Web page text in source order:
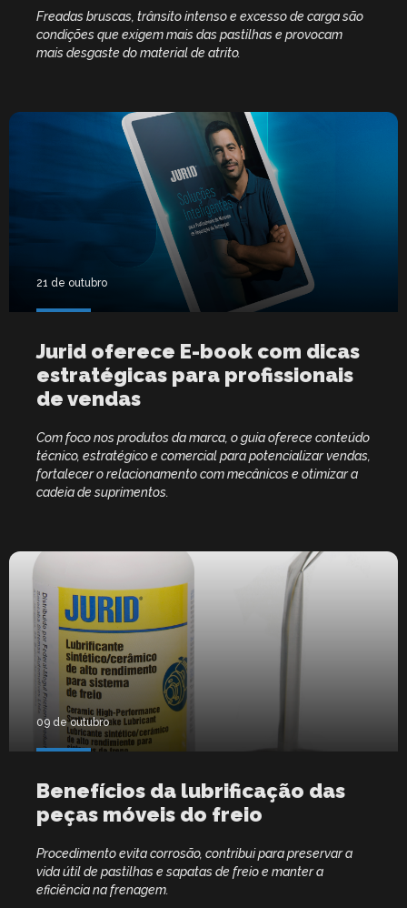
Freadas bruscas, trânsito intenso e excesso de carga são
condições que exigem mais das pastilhas e provocam
mais desgaste do material de atrito.
21 de outubro
Jurid oferece E-book com dicas
estratégicas para profissionais
de vendas
Com foco nos produtos da marca, o guia oferece conteúdo
técnico, estratégico e comercial para potencializar vendas,
fortalecer o relacionamento com mecânicos e otimizar a
cadeia de suprimentos.
09 de outubro
Benefícios da lubrificação das
peças móveis do freio
Procedimento evita corrosão, contribui para preservar a
vida útil de pastilhas e sapatas de freio e manter a
eficiência na frenagem.